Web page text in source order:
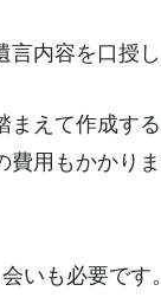
内容を口授
えて作成す
用もかかりま
いも必要です。